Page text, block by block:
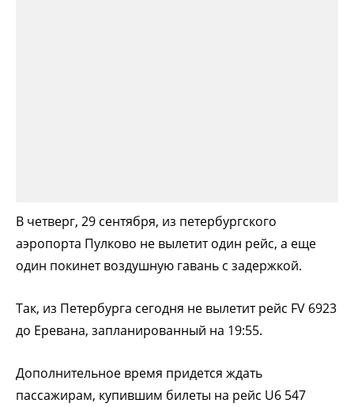
В четверг, 29 сентября, из петербургского
аэропорта Пулково не вылетит один рейс, а еще
один покинет воздушную гавань с задержкой.
Так, из Петербурга сегодня не вылетит рейс FV 6923
до Еревана, запланированный на 19:55.
Дополнительное время придется ждать
пассажирам, купившим билеты на рейс U6 547